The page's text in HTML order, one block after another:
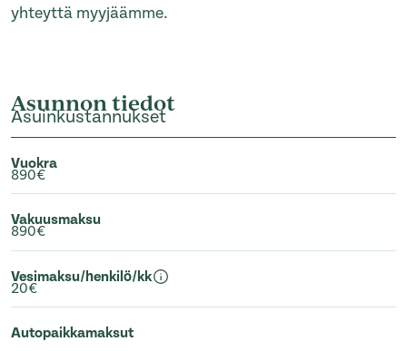
yhteyttä myyjäämme.
Asunnon tiedot
Asuinkustannukset
Vuokra
890€
Vakuusmaksu
890€
Vesimaksu/henkilö/kk
20€
Autopaikkamaksut